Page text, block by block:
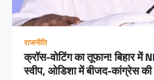
राजनीति
क्रॉस-वोटिंग का तूफान! बिहार में
स्वीप, ओडिशा में बीजद-कांग्रेस